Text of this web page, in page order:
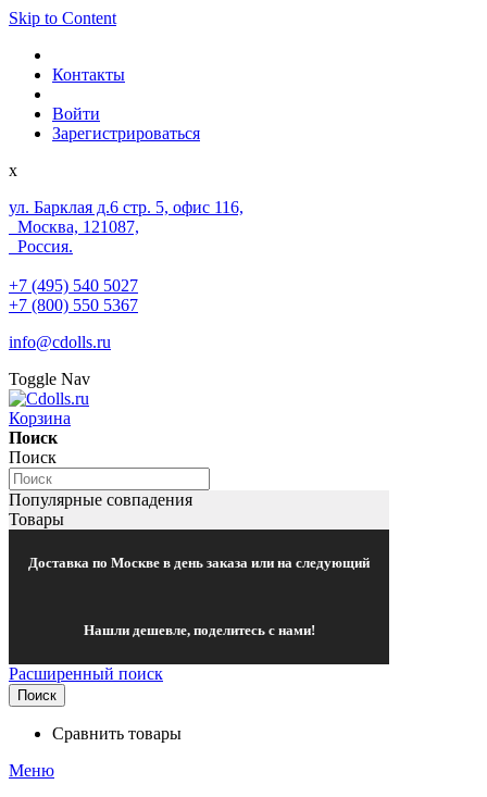
Skip to Content
Контакты
Войти
Зарегистрироваться
x
ул. Барклая д.6 стр. 5, офис 116,
Москва, 121087,
Россия.
+7 (495) 540 5027
+7 (800) 550 5367
info@cdolls.ru
Toggle Nav
Корзина
Поиск
Поиск
Популярные совпадения
Товары
Доставка по Москве в день заказа или на следующий
Нашли дешевле, поделитесь с нами!
Расширенный поиск
Поиск
Сравнить товары
Меню